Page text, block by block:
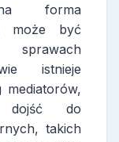
forma
może być
istnieje
mediatorów,
dojść do
takich